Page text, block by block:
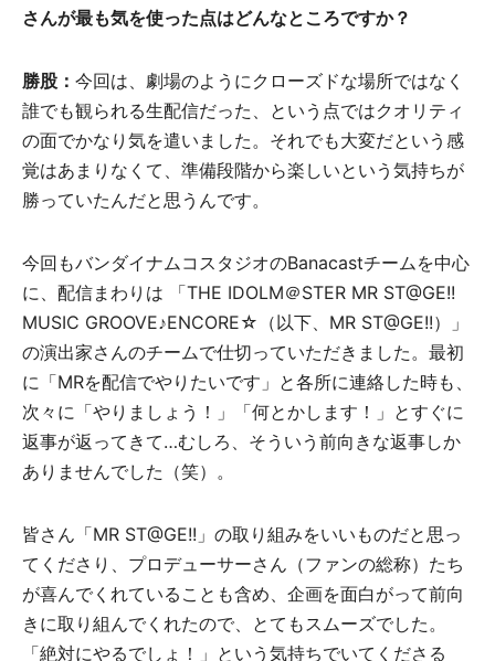
さんが最も気を使った点はどんなところですか？
勝股： 今回は、劇場のようにクローズドな場所ではなく
誰でも観られる生配信だった、という点ではクオリティ
の面でかなり気を遣いました。それでも大変だという感
覚はあまりなくて、準備段階から楽しいという気持ちが
勝っていたんだと思うんです。
今回もバンダイナムコスタジオのBanacastチームを中心
に、配信まわりは 「THE IDOLM＠STER MR ST@GE!!
MUSIC GROOVE♪ENCORE☆（以下、MR ST@GE!!）」
の演出家さんのチームで仕切っていただきました。最初
に「MRを配信でやりたいです」と各所に連絡した時も、
次々に「やりましょう！」「何とかします！」とすぐに
返事が返ってきて…むしろ、そういう前向きな返事しか
ありませんでした（笑）。
皆さん「MR ST@GE!!」の取り組みをいいものだと思っ
てくださり、プロデューサーさん（ファンの総称）たち
が喜んでくれていることも含め、企画を面白がって前向
きに取り組んでくれたので、とてもスムーズでした。
「絶対にやるでしょ！」という気持ちでいてくださる